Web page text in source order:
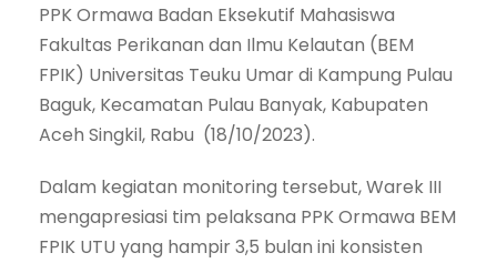
PPK Ormawa Badan Eksekutif Mahasiswa
Fakultas Perikanan dan Ilmu Kelautan (BEM
FPIK) Universitas Teuku Umar di Kampung Pulau
Baguk, Kecamatan Pulau Banyak, Kabupaten
Aceh Singkil, Rabu (18/10/2023).
Dalam kegiatan monitoring tersebut, Warek III
mengapresiasi tim pelaksana PPK Ormawa BEM
FPIK UTU yang hampir 3,5 bulan ini konsisten